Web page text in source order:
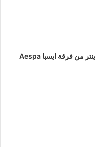
فارق قوام كارينا و وينتر من فرقة ايسبا Aespa